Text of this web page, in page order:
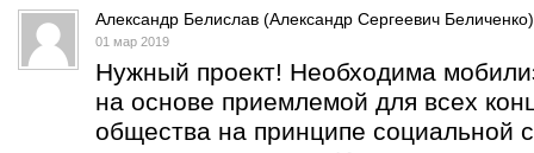
Александр Белислав (Александр Сергеевич Беличенко)
01 мар 2019
Нужный проект! Необходима
на основе приемлемой для всех
общества на принципе социальной